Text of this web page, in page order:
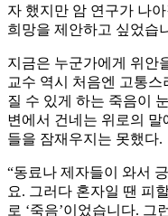
자 했지만 암 연구가 나
희망을 제안하고 싶었습
지금은 누군가에게 위안
교수 역시 처음엔 고통
질 수 있게 하는 죽음이
변에서 건네는 위로의
들을 잠재우지는 못했다.
“동료나 제자들이 와서
요. 그러다 혼자일 땐 피
로 ‘죽음’이었습니다. 그